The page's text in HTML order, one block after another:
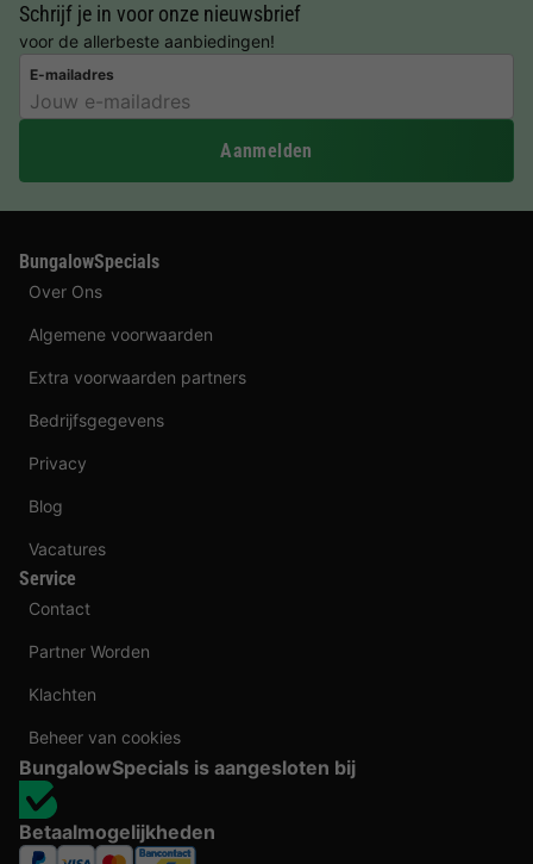
Schrijf je in voor onze nieuwsbrief
voor de allerbeste aanbiedingen!
E-mailadres
Aanmelden
BungalowSpecials
Over Ons
Algemene voorwaarden
Extra voorwaarden partners
Bedrijfsgegevens
Privacy
Blog
Vacatures
Service
Contact
Partner Worden
Klachten
Beheer van cookies
BungalowSpecials is aangesloten bij
Betaalmogelijkheden